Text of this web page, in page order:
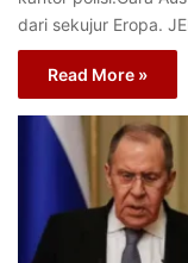
dari sekujur Eropa.
Read More »